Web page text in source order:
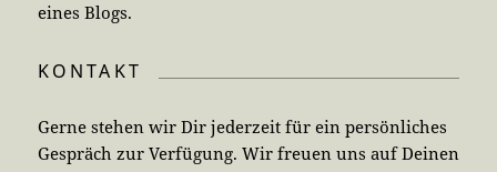
eines Blogs.
KONTAKT
Gerne stehen wir Dir jederzeit für ein persönliches
Gespräch zur Verfügung. Wir freuen uns auf Deinen